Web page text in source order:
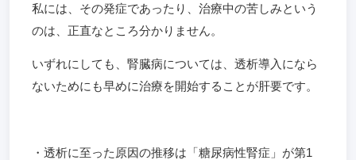
私には、その発症であったり、治療中の苦しみという
のは、正直なところ分かりません。
いずれにしても、腎臓病については、透析導入になら
ないためにも早めに治療を開始することが肝要です。
・透析に至った原因の推移は「糖尿病性腎症」が第1